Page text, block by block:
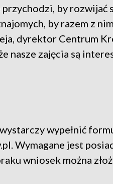
by rozwijać
by razem z
dyrektor Centrum
nasze zajęcia są
wypełnić
Wymagane jest
wniosek można